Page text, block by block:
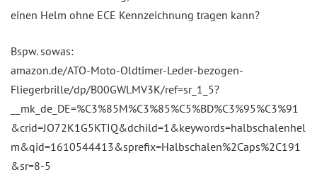
einen Helm ohne ECE Kennzeichnung tragen kann?
Bspw. sowas:
amazon.de/ATO-Moto-Oldtimer-Leder-bezogen-
Fliegerbrille/dp/B00GWLMV3K/ref=sr_1_5?
__mk_de_DE=%C3%85M%C3%85%C5%BD%C3%95%C3%91
&crid=JO72K1G5KTIQ&dchild=1&keywords=halbschalenhel
m&qid=1610544413&sprefix=Halbschalen%2Caps%2C191
&sr=8-5